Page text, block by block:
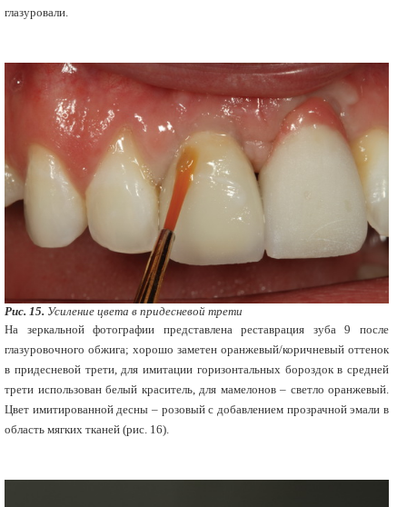
глазуровали.
Рис. 15. Усиление цвета в придесневой трети
На зеркальной фотографии представлена реставрация зуба 9 после
глазуровочного обжига; хорошо заметен оранжевый/коричневый оттенок
в придесневой трети, для имитации горизонтальных бороздок в средней
трети использован белый краситель, для мамелонов – светло оранжевый.
Цвет имитированной десны – розовый с добавлением прозрачной эмали в
область мягких тканей (рис. 16).